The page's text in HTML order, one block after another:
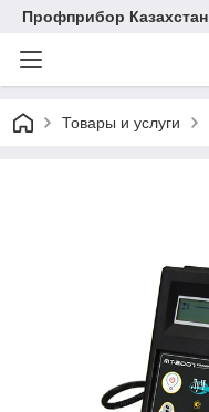
Профприбор Казахстан
Товары и услуги